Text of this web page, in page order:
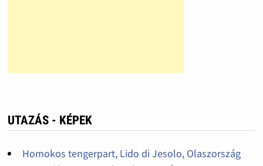
UTAZÁS - KÉPEK
Homokos tengerpart, Lido di Jesolo, Olaszország